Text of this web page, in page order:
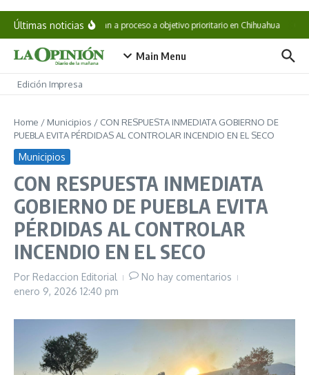
Saltar al contenido
Últimas noticiasVinculan a proceso a objetivo prioritario en Chihuahua
Main Menu
Edición Impresa
Home / Municipios / CON RESPUESTA INMEDIATA GOBIERNO DE
PUEBLA EVITA PÉRDIDAS AL CONTROLAR INCENDIO EN EL SECO
Municipios
CON RESPUESTA INMEDIATA
GOBIERNO DE PUEBLA EVITA
PÉRDIDAS AL CONTROLAR
INCENDIO EN EL SECO
Por Redaccion Editorial
No hay comentarios
enero 9, 2026 12:40 pm